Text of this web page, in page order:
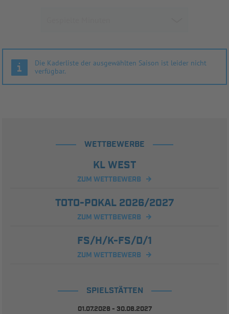
Die Kaderliste der ausgewählten Saison ist leider nicht
verfügbar.
WETTBEWERBE
KL WEST
ZUM WETTBEWERB
TOTO-POKAL 2026/2027
ZUM WETTBEWERB
FS/H/K-FS/D/1
ZUM WETTBEWERB
SPIELSTÄTTEN
01.07.2026 - 30.06.2027